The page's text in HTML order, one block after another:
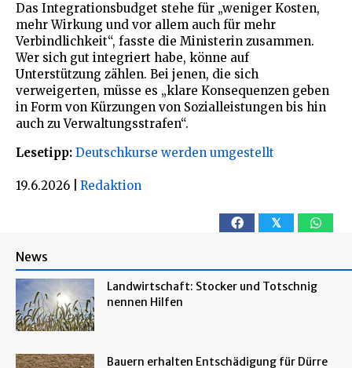
Das Integrationsbudget stehe für „weniger Kosten,
mehr Wirkung und vor allem auch für mehr
Verbindlichkeit“, fasste die Ministerin zusammen.
Wer sich gut integriert habe, könne auf
Unterstützung zählen. Bei jenen, die sich
verweigerten, müsse es „klare Konsequenzen geben
in Form von Kürzungen von Sozialleistungen bis hin
auch zu Verwaltungsstrafen“.
Lesetipp: Deutschkurse werden umgestellt
19.6.2026 Redaktion
𝕏
News
Landwirtschaft: Stocker und Totschnig
nennen Hilfen
Bauern erhalten Entschädigung für Dürre